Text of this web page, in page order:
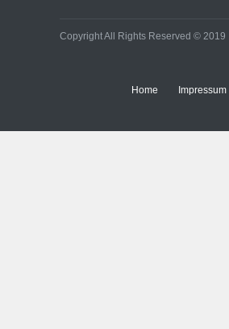
Copyright All Rights Reserved © 2019
Home Impressum